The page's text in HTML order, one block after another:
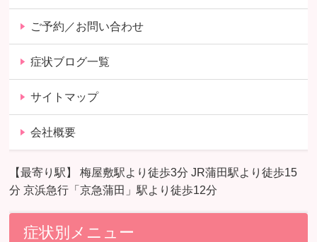
ご予約／お問い合わせ
症状ブログ一覧
サイトマップ
会社概要
【最寄り駅】 梅屋敷駅より徒歩3分 JR蒲田駅より徒歩15
分 京浜急行「京急蒲田」駅より徒歩12分
症状別メニュー